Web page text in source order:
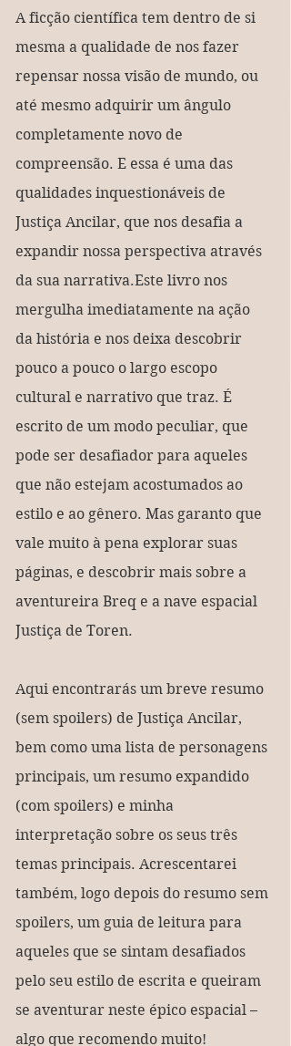
A ficção científica tem dentro de si
mesma a qualidade de nos fazer
repensar nossa visão de mundo, ou
até mesmo adquirir um ângulo
completamente novo de
compreensão. E essa é uma das
qualidades inquestionáveis de
Justiça Ancilar, que nos desafia a
expandir nossa perspectiva através
da sua narrativa.Este livro nos
mergulha imediatamente na ação
da história e nos deixa descobrir
pouco a pouco o largo escopo
cultural e narrativo que traz. É
escrito de um modo peculiar, que
pode ser desafiador para aqueles
que não estejam acostumados ao
estilo e ao gênero. Mas garanto que
vale muito à pena explorar suas
páginas, e descobrir mais sobre a
aventureira Breq e a nave espacial
Justiça de Toren.
Aqui encontrarás um breve resumo
(sem spoilers) de Justiça Ancilar,
bem como uma lista de personagens
principais, um resumo expandido
(com spoilers) e minha
interpretação sobre os seus três
temas principais. Acrescentarei
também, logo depois do resumo sem
spoilers, um guia de leitura para
aqueles que se sintam desafiados
pelo seu estilo de escrita e queiram
se aventurar neste épico espacial –
algo que recomendo muito!